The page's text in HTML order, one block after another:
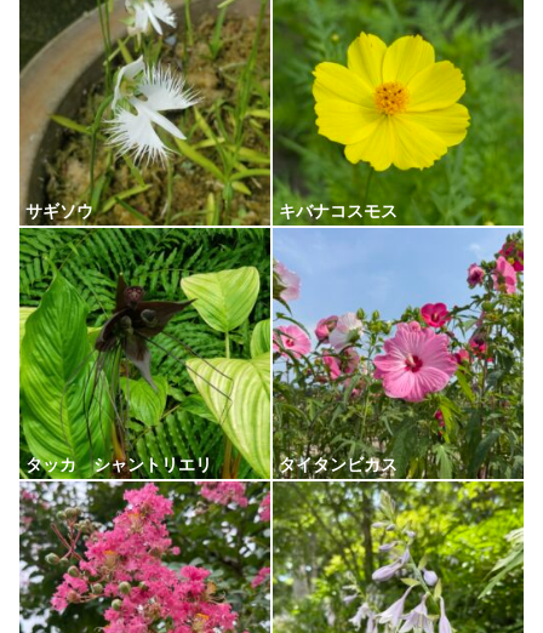
サギソウ キバナコスモス
タッカ シャントリエリ タイタンビカス